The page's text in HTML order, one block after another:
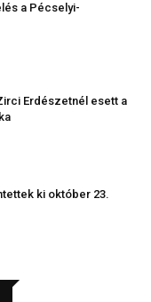
a Pécselyi-
Erdészetnél esett a
ki október 23.